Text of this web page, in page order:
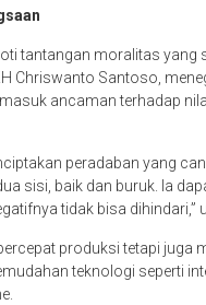
tantangan moralitas yang
Chriswanto Santoso,
ancaman terhadap
peradaban yang
sisi, baik dan buruk. Ia
tidak bisa dihindari,”
produksi tetapi juga
teknologi seperti